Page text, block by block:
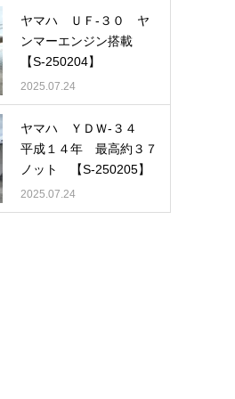
ヤマハ ＵＦ-３０ ヤ
ンマーエンジン搭載
【S-250204】
2025.07.24
ヤマハ ＹＤＷ-３４
平成１４年 最高約３７
ノット 【S-250205】
2025.07.24